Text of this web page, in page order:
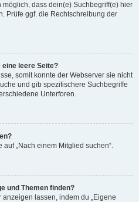
dass dein(e) Suchbegriff(e) hier
Prüfe ggf. die Rechtschreibung der
leere Seite?
somit konnte der Webserver sie nicht
und gib spezifischere Suchbegriffe
Unterforen.
auf „Nach einem Mitglied suchen“.
und Themen finden?
lassen, indem du „Eigene